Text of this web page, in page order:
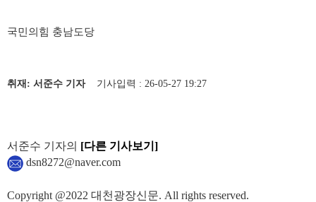
국민의힘 충남도당
취재: 서준수 기자기사입력 : 26-05-27 19:27
서준수 기자의 [다른 기사보기]
dsn8272@naver.com
Copyright @2022 대천광장신문. All rights reserved.